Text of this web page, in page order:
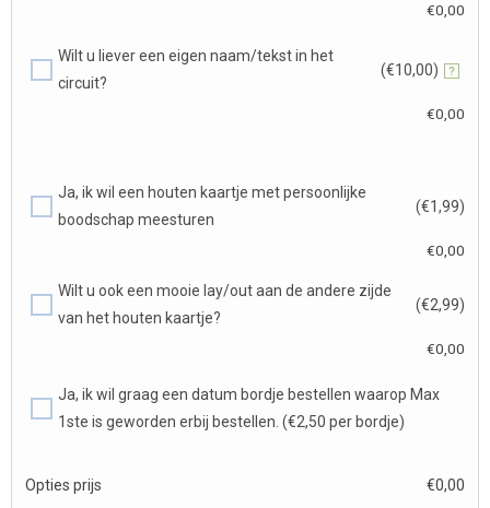
€0,00
Wilt u liever een eigen naam/tekst in het
circuit?
(€10,00) ?
€0,00
Ja, ik wil een houten kaartje met persoonlijke
boodschap meesturen
(€1,99)
€0,00
Wilt u ook een mooie lay/out aan de andere zijde
van het houten kaartje?
(€2,99)
€0,00
Ja, ik wil graag een datum bordje bestellen waarop Max
1ste is geworden erbij bestellen. (€2,50 per bordje)
Opties prijs €0,00